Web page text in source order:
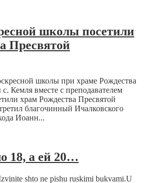
школы посетили
Пресвятой
школы при храме Рождества
Кемля вместе с преподавателем
храм Рождества Пресвятой
благочинный Ичалковского
Иоанн...
18, а ей 20…
shto ne pishu ruskimi bukvami.U